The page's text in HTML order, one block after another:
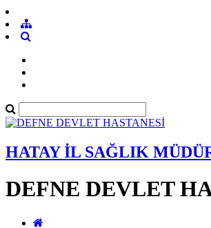
HATAY İL SAĞLIK
DEFNE DEVLET